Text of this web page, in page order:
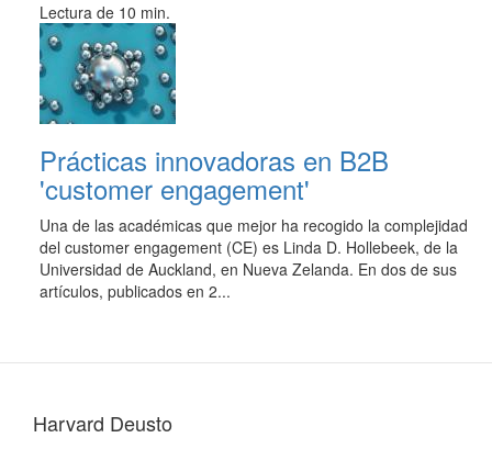
Lectura de 10 min.
Prácticas innovadoras en B2B
'customer engagement'
Una de las académicas que mejor ha recogido la complejidad
del customer engagement (CE) es Linda D. Hollebeek, de la
Universidad de Auckland, en Nueva Zelanda. En dos de sus
artículos, publicados en 2...
Harvard Deusto